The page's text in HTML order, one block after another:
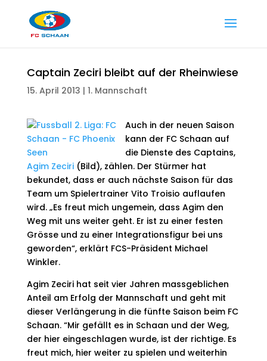
Captain Zeciri bleibt auf der Rheinwiese
15. April 2013 | 1. Mannschaft
Auch in der neuen Saison
kann der FC Schaan auf
die Dienste des Captains,
Agim Zeciri (Bild), zählen. Der Stürmer hat
bekundet, dass er auch nächste Saison für das
Team um Spielertrainer Vito Troisio auflaufen
wird. „Es freut mich ungemein, dass Agim den
Weg mit uns weiter geht. Er ist zu einer festen
Grösse und zu einer Integrationsfigur bei uns
geworden“, erklärt FCS-Präsident Michael
Winkler.
Agim Zeciri hat seit vier Jahren massgeblichen
Anteil am Erfolg der Mannschaft und geht mit
dieser Verlängerung in die fünfte Saison beim FC
Schaan. “Mir gefällt es in Schaan und der Weg,
der hier eingeschlagen wurde, ist der richtige. Es
freut mich, hier weiter zu spielen und weiterhin